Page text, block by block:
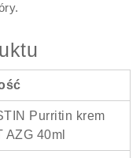
Purritin krem
AZG 40ml